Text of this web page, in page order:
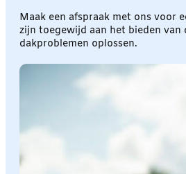
Maak een afspraak met ons voor
zijn toegewijd aan het bieden van
dakproblemen oplossen.